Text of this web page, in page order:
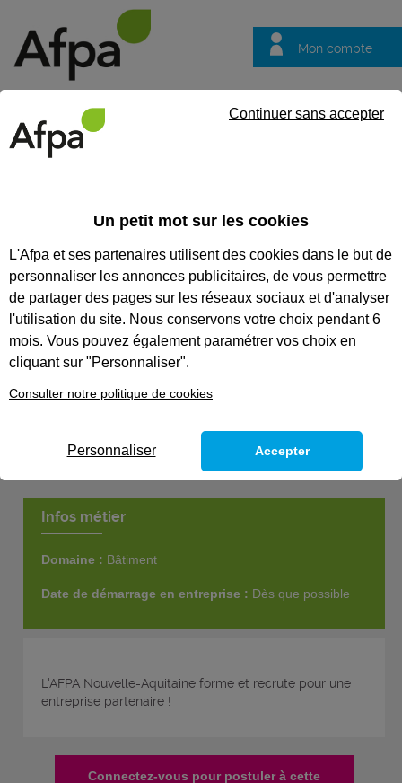
Mon compte
questions
Contrat d'apprentissage
Plombier chauffagiste
Nouvelle-AquitainePubliée le 30/04/2025
Infos métier
Domaine : Bâtiment
Date de démarrage en entreprise : Dès que possible
L'AFPA Nouvelle-Aquitaine forme et recrute pour une
entreprise partenaire !
Connectez-vous pour postuler à cette
REF : 0238856
Un petit mot sur les cookies
L'Afpa et ses partenaires utilisent des cookies dans le but de
personnaliser les annonces publicitaires, de vous permettre
de partager des pages sur les réseaux sociaux et d'analyser
l'utilisation du site. Nous conservons votre choix pendant 6
mois. Vous pouvez également paramétrer vos choix en
cliquant sur "Personnaliser".
Consulter notre politique de cookies
Continuer sans accepter
Personnaliser Accepter